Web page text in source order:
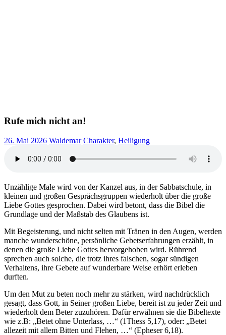
Rufe mich nicht an!
26. Mai 2026 Waldemar Charakter, Heiligung
Unzählige Male wird von der Kanzel aus, in der Sabbatschule, in
kleinen und großen Gesprächsgruppen wiederholt über die große
Liebe Gottes gesprochen. Dabei wird betont, dass die Bibel die
Grundlage und der Maßstab des Glaubens ist.
Mit Begeisterung, und nicht selten mit Tränen in den Augen, werden
manche wunderschöne, persönliche Gebetserfahrungen erzählt, in
denen die große Liebe Gottes hervorgehoben wird. Rührend
sprechen auch solche, die trotz ihres falschen, sogar sündigen
Verhaltens, ihre Gebete auf wunderbare Weise erhört erleben
durften.
Um den Mut zu beten noch mehr zu stärken, wird nachdrücklich
gesagt, dass Gott, in Seiner großen Liebe, bereit ist zu jeder Zeit und
wiederholt dem Beter zuzuhören. Dafür erwähnen sie die Bibeltexte
wie z.B: „Betet ohne Unterlass, …“ (1Thess 5,17), oder: „Betet
allezeit mit allem Bitten und Flehen, …“ (Epheser 6,18).